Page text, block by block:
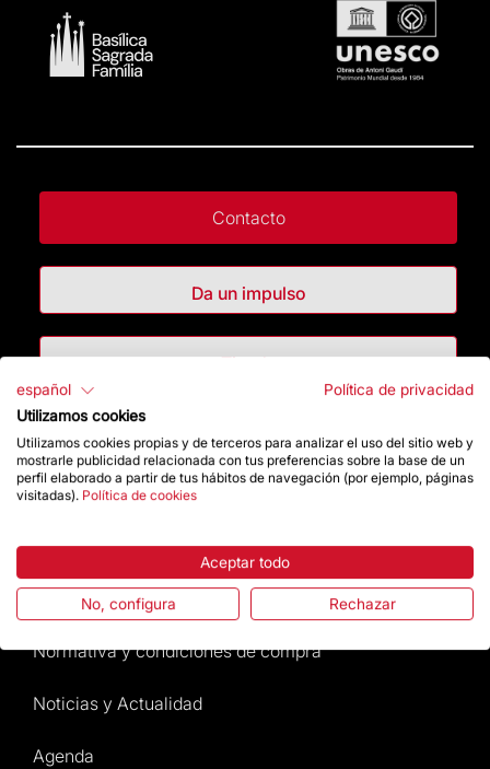
Contacto
Da un impulso
Tienda
Destacados
La Fundación
Preguntas frecuentes
Atención al Visitante
Normativa y condiciones de compra
Noticias y Actualidad
Agenda
español
Política de privacidad
Utilizamos cookies
Utilizamos cookies propias y de terceros para analizar el uso del sitio web y
mostrarle publicidad relacionada con tus preferencias sobre la base de un
perfil elaborado a partir de tus hábitos de navegación (por ejemplo, páginas
visitadas). Política de cookies
Aceptar todo
No, configura Rechazar